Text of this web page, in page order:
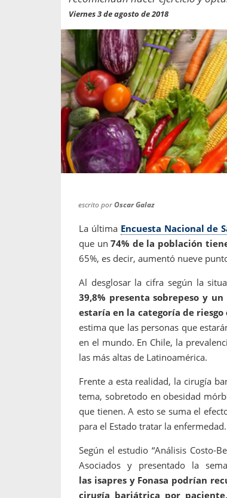
Viernes 3 de agosto de 2018
escrito porOscar Galaz
La última Encuesta Nacional de
que un74% de la población
65%, es decir, aumentó nueve
Al desglosar la cifra según la
39,8% presenta sobrepeso y
estaría en la categoría de
estima que las personas que
en el mundo. En Chile, la
las más altas de Latinoamérica.
Frente a esta realidad, la cirugía
tema, sobretodo en obesidad
que tienen. A esto se suma el
para el Estado tratar la enfermedad.
Según el estudio “Análisis Costo-
Asociados y presentado la
las isapres y Fonasa podrían
cirugía bariátrica por
entregados por la
sobre viajes al extranjero
propaga a un